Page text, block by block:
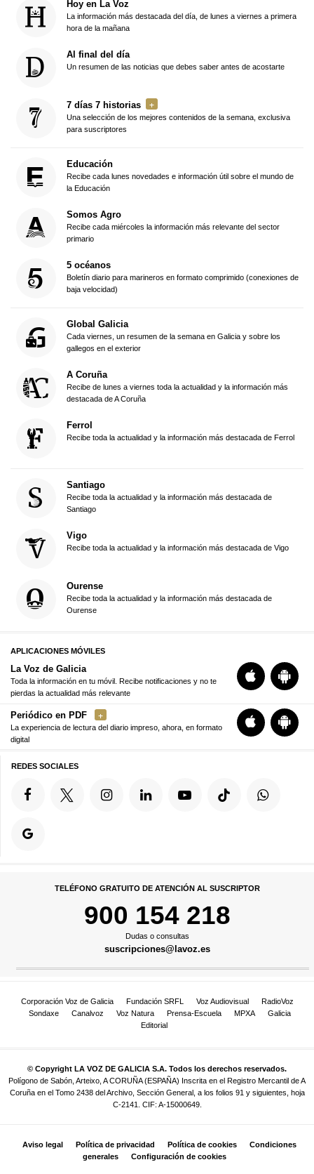
Hoy en La Voz
La información más destacada del día, de lunes a viernes a primera
hora de la mañana
Al final del día
Un resumen de las noticias que debes saber antes de acostarte
7 días 7 historias
Una selección de los mejores contenidos de la semana, exclusiva
para suscriptores
Educación
Recibe cada lunes novedades e información útil sobre el mundo de
la Educación
Somos Agro
Recibe cada miércoles la información más relevante del sector
primario
5 océanos
Boletín diario para marineros en formato comprimido (conexiones de
baja velocidad)
Global Galicia
Cada viernes, un resumen de la semana en Galicia y sobre los
gallegos en el exterior
A Coruña
Recibe de lunes a viernes toda la actualidad y la información más
destacada de A Coruña
Ferrol
Recibe toda la actualidad y la información más destacada de Ferrol
Santiago
Recibe toda la actualidad y la información más destacada de
Santiago
Vigo
Recibe toda la actualidad y la información más destacada de Vigo
Ourense
Recibe toda la actualidad y la información más destacada de
Ourense
APLICACIONES MÓVILES
La Voz de Galicia
Toda la información en tu móvil. Recibe notificaciones y no te
pierdas la actualidad más relevante
Periódico en PDF
La experiencia de lectura del diario impreso, ahora, en formato
digital
REDES SOCIALES
TELÉFONO GRATUITO DE ATENCIÓN AL SUSCRIPTOR
900 154 218
Dudas o consultas
suscripciones@lavoz.es
Corporación Voz de Galicia Fundación SRFL Voz Audiovisual
RadioVoz
Sondaxe
Canalvoz Voz Natura Prensa-Escuela MPXA
Galicia
Editorial
© Copyright LA VOZ DE GALICIA S.A. Todos los derechos reservados.
Polígono de Sabón, Arteixo, A CORUÑA (ESPAÑA) Inscrita en el Registro Mercantil de A
Coruña en el Tomo 2438 del Archivo, Sección General, a los folios 91 y siguientes, hoja
C-2141. CIF: A-15000649.
Aviso legal Política de privacidad Política de cookies
Condiciones
generales
Configuración de cookies